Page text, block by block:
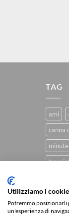
TAG
ami
canna
CHI
Utilizziamo i cookie
Potremmo posizionarli
un'esperienza di